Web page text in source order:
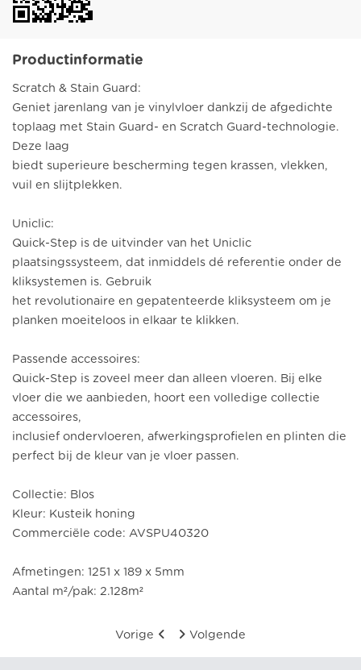
Productinformatie
Scratch & Stain Guard:
Geniet jarenlang van je vinylvloer dankzij de afgedichte
toplaag met Stain Guard- en Scratch Guard-technologie.
Deze laag
biedt superieure bescherming tegen krassen, vlekken,
vuil en slijtplekken.
Uniclic:
Quick-Step is de uitvinder van het Uniclic
plaatsingssysteem, dat inmiddels dé referentie onder de
kliksystemen is. Gebruik
het revolutionaire en gepatenteerde kliksysteem om je
planken moeiteloos in elkaar te klikken.
Passende accessoires:
Quick-Step is zoveel meer dan alleen vloeren. Bij elke
vloer die we aanbieden, hoort een volledige collectie
accessoires,
inclusief ondervloeren, afwerkingsprofielen en plinten die
perfect bij de kleur van je vloer passen.
Collectie: Blos
Kleur: Kusteik honing
Commerciële code: AVSPU40320
Afmetingen: 1251 x 189 x 5mm
Aantal m²/pak: 2.128m²
Vorige Volgende